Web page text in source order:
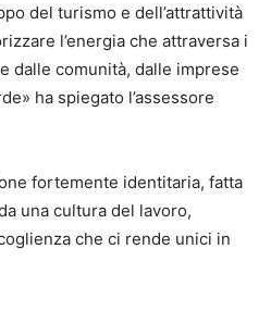
del turismo e dell’attrattività
l’energia che attraversa i
dalle comunità, dalle imprese
ha spiegato l’assessore
fortemente identitaria, fatta
una cultura del lavoro,
che ci rende unici in